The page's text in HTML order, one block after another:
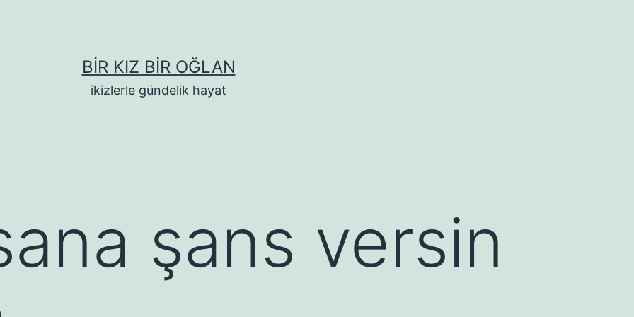
BIR KIZ BIR OĞLAN
ikizlerle gündelik hayat
şans versin